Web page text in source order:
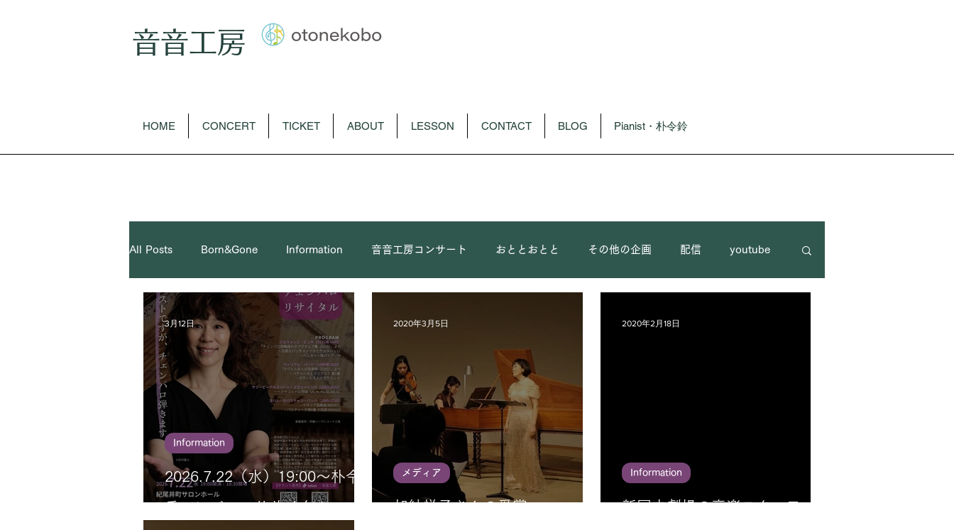
音音工房
HOME CONCERT TICKET ABOUT LESSON CONTACT BLOG Pianist・朴令鈴
All Posts Born&Gone Information 音音工房コンサート おととおとと その他の企画 配信 youtube
歌曲 オペラ ピアノソロ 朴令鈴出演コンサート
2026.7.22（水）19:00〜朴令鈴
チェンバロ・リサイタル
Information
3月12日
加納悦子さんの受賞
メディア
2020年3月5日
新国立劇場の音楽スタッフ
Information
2020年2月18日